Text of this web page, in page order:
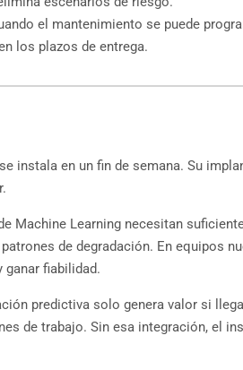
el mantenimiento se puede
los plazos de entrega.
instala en un fin de semana. Su
Machine Learning necesitan
de degradación. En equipos
ganar fiabilidad.
predictiva solo genera valor si
de trabajo. Sin esa integración, el